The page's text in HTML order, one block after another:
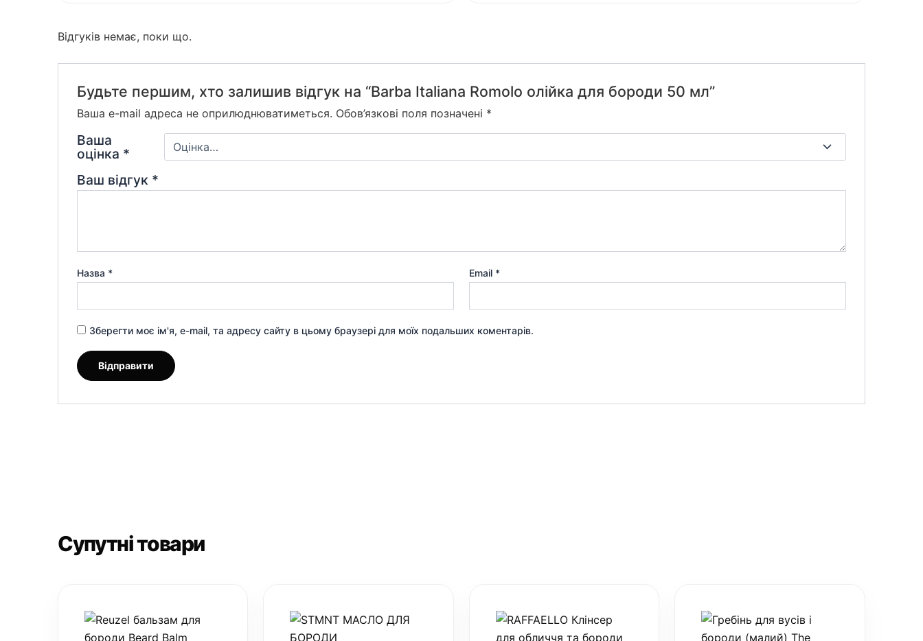
Відгуків немає, поки що.
Будьте першим, хто залишив відгук на “Barba Italiana Romolo олійка для бороди 50 мл”
Ваша e-mail адреса не оприлюднюватиметься. Обов’язкові поля позначені *
Ваша
оцінка *
Ваш відгук *
Назва * Email *
Зберегти моє ім'я, e-mail, та адресу сайту в цьому браузері для моїх подальших коментарів.
Супутні товари